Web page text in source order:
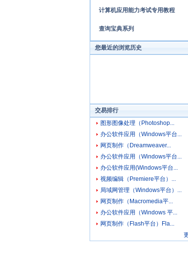
计算机应用能力考试专用教程
查询宝典系列
您最近的浏览历史
交易排行
图形图像处理（Photoshop...
办公软件应用（Windows平台...
网页制作（Dreamweaver...
办公软件应用（Windows平台...
办公软件应用(Windows平台...
视频编辑（Premiere平台）...
局域网管理（Windows平台）...
网页制作（Macromedia平...
办公软件应用（Windows 平...
网页制作（Flash平台）Fla...